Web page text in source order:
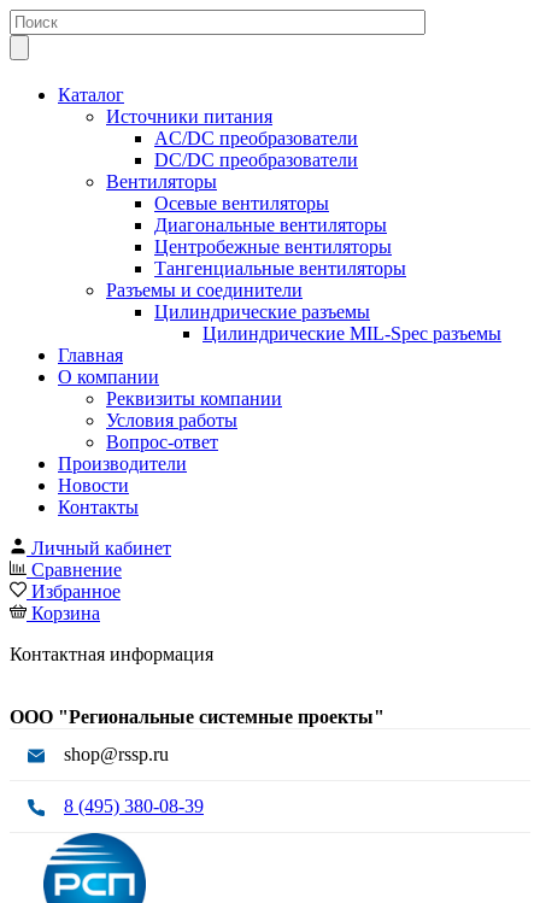
Каталог
Источники питания
AC/DC преобразователи
DC/DC преобразователи
Вентиляторы
Осевые вентиляторы
Диагональные вентиляторы
Центробежные вентиляторы
Тангенциальные вентиляторы
Разъемы и соединители
Цилиндрические разъемы
Цилиндрические MIL-Spec разъемы
Главная
О компании
Реквизиты компании
Условия работы
Вопрос-ответ
Производители
Новости
Контакты
Личный кабинет
Сравнение
Избранное
Корзина
Контактная информация
ООО "Региональные системные проекты"
shop@rssp.ru
8 (495) 380-08-39